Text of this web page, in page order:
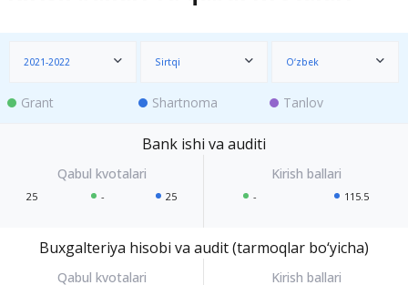
2021-2022 Sirtqi O‘zbek
Grant Shartnoma Tanlov
Bank ishi va auditi
25 - 25 - 115.5
Buxgalteriya hisobi va audit (tarmoqlar bo‘yicha)